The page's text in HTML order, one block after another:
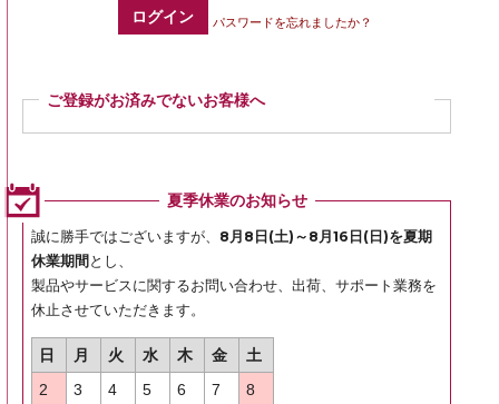
ログイン パスワードを忘れましたか？
ご登録がお済みでないお客様へ
ご登録いただくと商品ご購入の際、お届け先情報などを毎回ご入力いただかなく
夏季休業のお知らせ
誠に勝手ではございますが、 8月8日(土)～8月16日(日)を夏期
休業期間 とし、
製品やサービスに関するお問い合わせ、出荷、サポート業務を
休止させていただきます。
日 月 火 水 木 金
土
2
3 4 5 6 7
8